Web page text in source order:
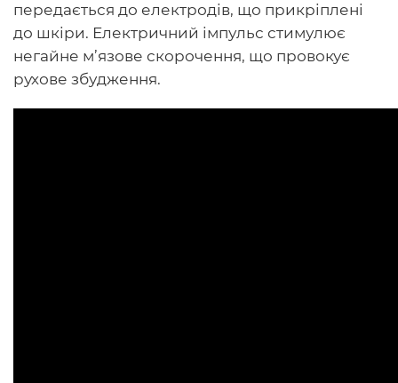
передається до електродів, що прикріплені
до шкіри. Електричний імпульс стимулює
негайне м’язове скорочення, що провокує
рухове збудження.